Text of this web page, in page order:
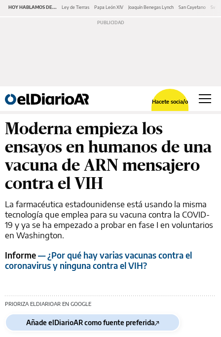
HOY HABLAMOS DE... Ley de Tierras Papa León XIV Joaquín Benegas Lynch San Cayetano
Hacete socia/o
Moderna empieza los
ensayos en humanos de una
vacuna de ARN mensajero
contra el VIH
La farmacéutica estadounidense está usando la misma
tecnología que emplea para su vacuna contra la COVID-
19 y ya se ha empezado a probar en fase I en voluntarios
en Washington.
Informe— ¿Por qué hay varias vacunas contra el
coronavirus y ninguna contra el VIH?
PRIORIZA ELDIARIOAR EN GOOGLE
Añade elDiarioAR como fuente preferida